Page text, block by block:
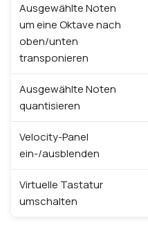
Ausgewählte Noten
um eine Oktave nach
oben/unten
transponieren
Ausgewählte Noten
quantisieren
Velocity-Panel
ein-/ausblenden
Virtuelle Tastatur
umschalten